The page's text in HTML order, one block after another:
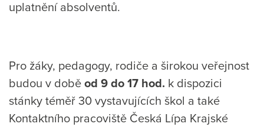
uplatnění absolventů.
Pro žáky, pedagogy, rodiče a širokou veřejnost
budou v době od 9 do 17 hod. k dispozici
stánky téměř 30 vystavujících škol a také
Kontaktního pracoviště Česká Lípa Krajské